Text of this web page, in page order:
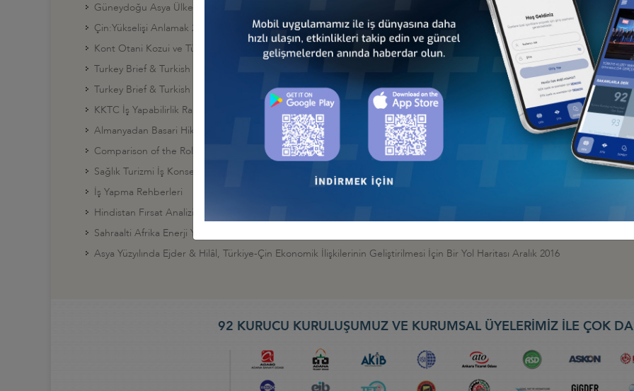
Güneydoğu Asya Ülkeleri Birliği (ASEAN) Raporu 2008
Çin:Yükselişi Anlamak 2009
Kont Otani Kozui ve Türk Japon Ticari İlişkilerinin Başlangıç Dönemi (2010)
Turkey Brief & Turkish – Canadian Relations 2009
Turkey Brief & Turkish – Canadian Relations 2010
KKTC İş Yapabilirlik Raporu
Almanyadan Basari Hikayeleri
Comparison of the Roles of Neıghboring Countries in the Foreign Trade of the USA ,Germany and Turkey 2010
Sağlık Turizmi İş Konseyi Tanıtım Broşürü
İş Yapma Rehberleri
Hindistan Fırsat Analizi, Nisan 2017
Sahraalti Afrika Enerji Yatirim Ortamı 2017
Asya Yüzyılında Ejder & Hilâl, Türkiye-Çin Ekonomik İlişkilerinin Geliştirilmesi İçin Bir Yol Haritası Aralık 2016
92 KURUCU KURULUŞUMUZ VE KURUMSAL ÜYELERİMİZ İLE ÇOK